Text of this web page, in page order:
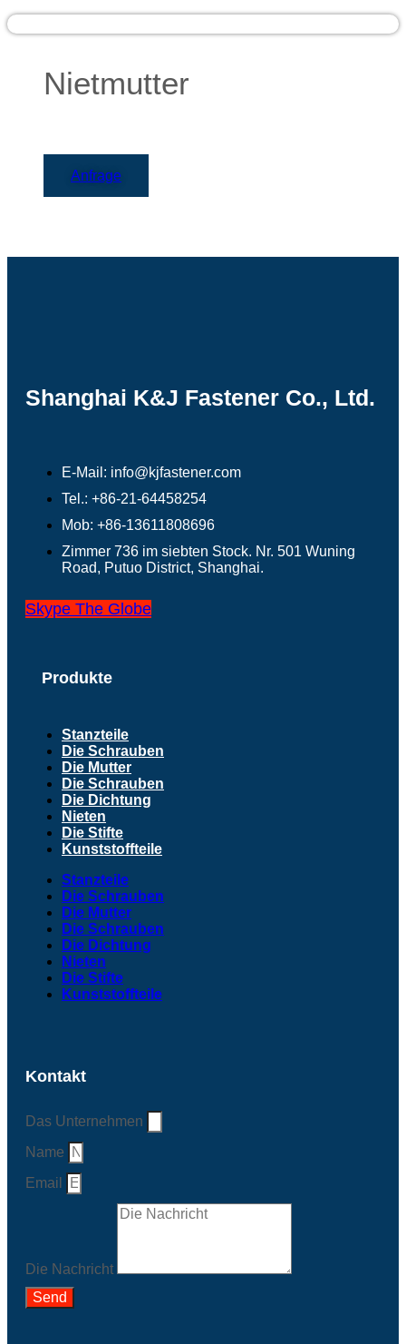
Nietmutter
Anfrage
Shanghai K&J Fastener Co., Ltd.
E-Mail: info@kjfastener.com
Tel.: +86-21-64458254
Mob: +86-13611808696
Zimmer 736 im siebten Stock. Nr. 501 Wuning
Road, Putuo District, Shanghai.
Skype The Globe
Produkte
Stanzteile
Die Schrauben
Die Mutter
Die Schrauben
Die Dichtung
Nieten
Die Stifte
Kunststoffteile
Stanzteile
Die Schrauben
Die Mutter
Die Schrauben
Die Dichtung
Nieten
Die Stifte
Kunststoffteile
Kontakt
Das Unternehmen
Name
Email
Die Nachricht
Send